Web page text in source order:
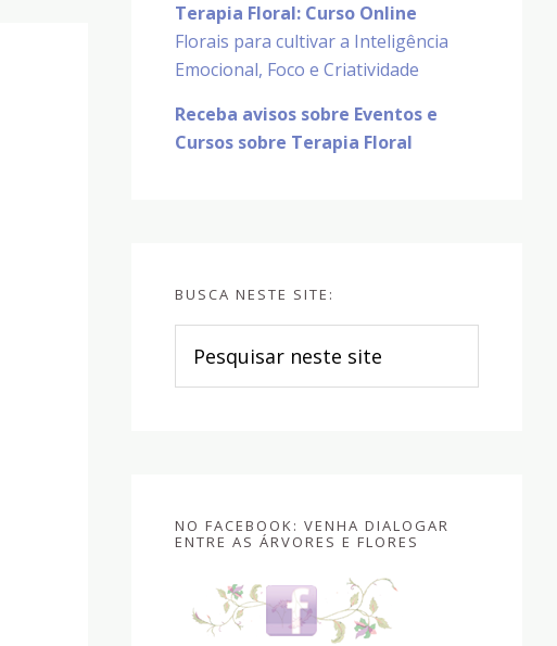
Terapia Floral: Curso Online
Florais para cultivar a Inteligência
Emocional, Foco e Criatividade
Receba avisos sobre Eventos e
Cursos sobre Terapia Floral
BUSCA NESTE SITE:
neste
site
NO FACEBOOK: VENHA DIALOGAR
ENTRE AS ÁRVORES E FLORES